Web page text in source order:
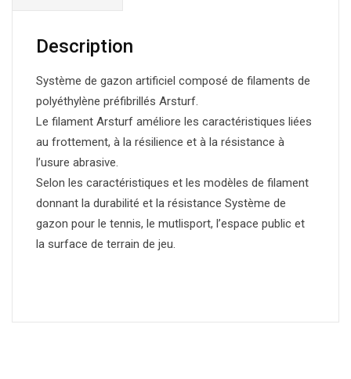
Description
Système de gazon artificiel composé de filaments de
polyéthylène préfibrillés Arsturf.
Le filament Arsturf améliore les caractéristiques liées
au frottement, à la résilience et à la résistance à
l’usure abrasive.
Selon les caractéristiques et les modèles de filament
donnant la durabilité et la résistance Système de
gazon pour le tennis, le mutlisport, l’espace public et
la surface de terrain de jeu.